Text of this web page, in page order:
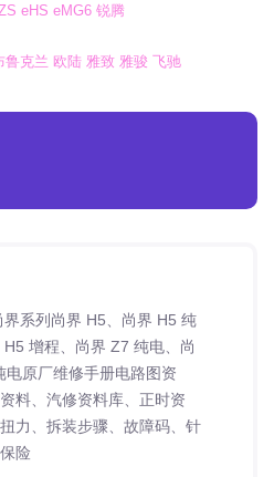
eHS eMG6 锐腾
鲁克兰 欧陆 雅致 雅骏 飞驰
界系列尚界 H5、尚界 H5 纯
H5 增程、尚界 Z7 纯电、尚
电原厂维修手册电路图资
料、汽修资料库、正时资
力、拆装步骤、故障码、针
险